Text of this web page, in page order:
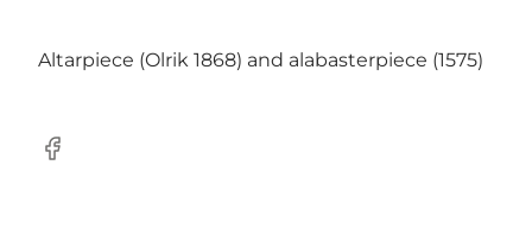
Altarpiece (Olrik 1868) and alabasterpiece (1575)
Facebook